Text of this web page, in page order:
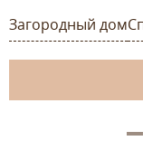
Загородный дом